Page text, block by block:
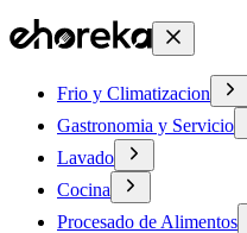
Frio y Climatizacion
Gastronomia y Servicio
Lavado
Cocina
Procesado de Alimentos